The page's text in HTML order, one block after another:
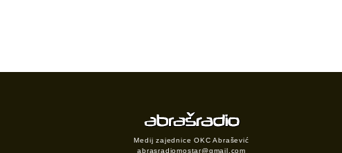
Medij zajednice OKC Abrašević
abrasradiomostar@gmail.com